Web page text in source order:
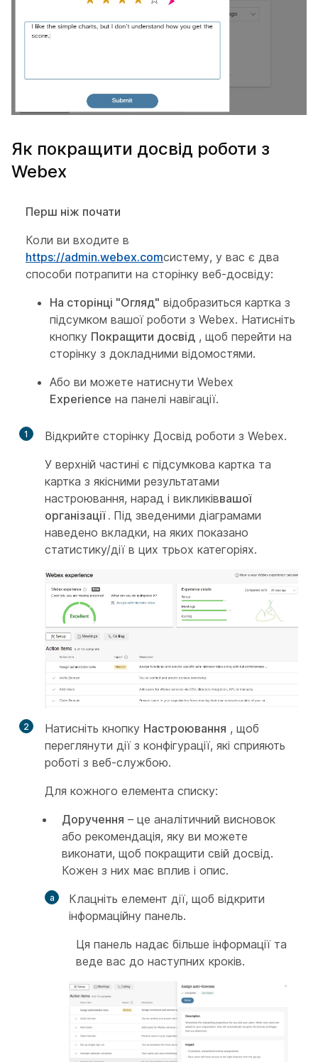
Як покращити досвід роботи з
Webex
Перш ніж почати
Коли ви входите в
https://admin.webex.comсистему, у вас є два
способи потрапити на сторінку веб-досвіду:
На сторінці "Огляд" відобразиться картка з
підсумком вашої роботи з Webex. Натисніть
кнопку Покращити досвід , щоб перейти на
сторінку з докладними відомостями.
Або ви можете натиснути Webex
Experience на панелі навігації.
1
Відкрийте сторінку Досвід роботи з Webex.
У верхній частині є підсумкова картка та
картка з якісними результатами
настроювання, нарад і викликіввашої
організації . Під зведеними діаграмами
наведено вкладки, на яких показано
статистику/дії в цих трьох категоріях.
2 Натисніть кнопку Настроювання , щоб
переглянути дії з конфігурації, які сприяють
роботі з веб-службою.
Для кожного елемента списку:
Доручення – це аналітичний висновок
або рекомендація, яку ви можете
виконати, щоб покращити свій досвід.
Кожен з них має вплив і опис.
Клацніть елемент дії, щоб відкрити
інформаційну панель.
Ця панель надає більше інформації та
веде вас до наступних кроків.